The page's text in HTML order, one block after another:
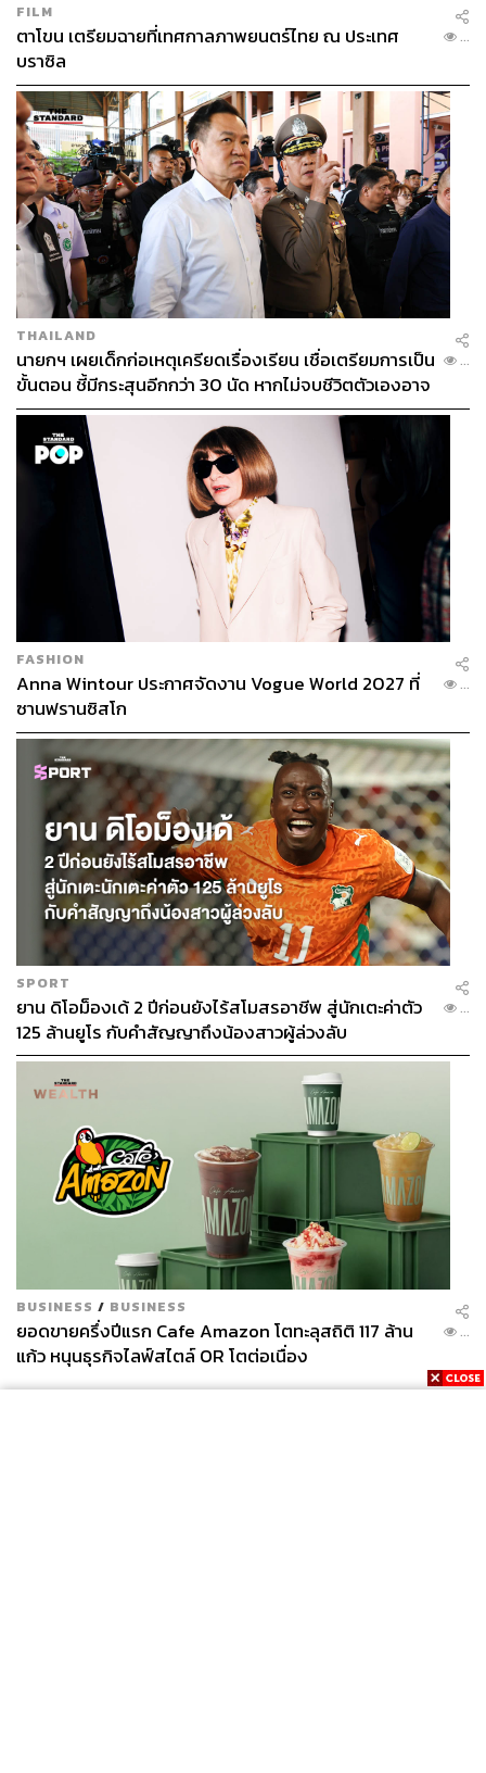
FILM
ตาโขน เตรียมฉายที่เทศกาลภาพยนตร์ไทย ณ ประเทศ
บราซิล
...
THAILAND
นายกฯ เผยเด็กก่อเหตุเครียดเรื่องเรียน เชื่อเตรียมการเป็น
ขั้นตอน ชี้มีกระสุนอีกกว่า 30 นัด หากไม่จบชีวิตตัวเองอาจ
สูญเสียเพิ่ม
...
FASHION
Anna Wintour ประกาศจัดงาน Vogue World 2027 ที่
ซานฟรานซิสโก
...
SPORT
ยาน ดิโอม็องเด้ 2 ปีก่อนยังไร้สโมสรอาชีพ สู่นักเตะค่าตัว
125 ล้านยูโร กับคำสัญญาถึงน้องสาวผู้ล่วงลับ
...
BUSINESS / BUSINESS
ยอดขายครึ่งปีแรก Cafe Amazon โตทะลุสถิติ 117 ล้าน
แก้ว หนุนธุรกิจไลฟ์สไตล์ OR โตต่อเนื่อง
...